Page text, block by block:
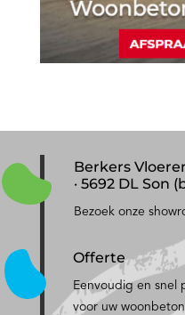
Berkers
· 5692 DL Son
Bezoek onze
Offerte
Eenvoudig en snel
voor uw